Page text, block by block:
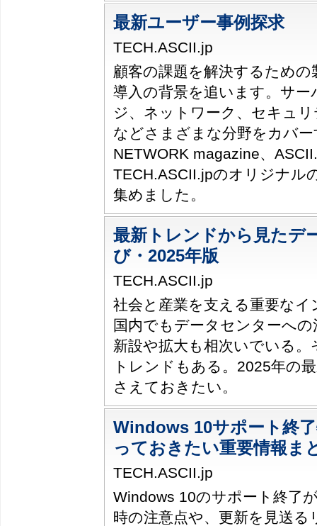
最新ユーザー事例探求
TECH.ASCII.jp
顧客の課題を解決するための
導入の背景を追います。サー
ジ、ネットワーク、セキュ
などさまざまな分野をカバ
NETWORK magazine、
TECH.ASCII.jpのオリジナル
集めました。
最新トレンドから見たデ
び・2025年版
TECH.ASCII.jp
社会と産業を支える重要な
国内でもデータセンターへ
新設や拡大も相次いでいる。
トレンドもある。2025年の
さえておきたい。
Windows 10サポート終
っておきたい重要情報ま
TECH.ASCII.jp
Windows 10のサポート終了
時の注意点や、更新を見送る